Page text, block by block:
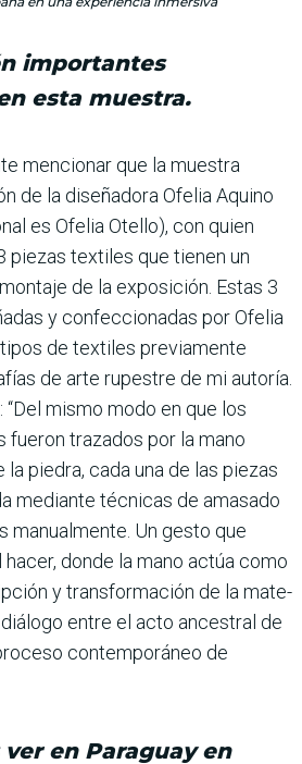
impor­tantes
esta muestra.
men­cionar que la muestra
de la dise­ñadora Ofelia Aquino
es Ofe­lia Otello), con quien
piezas texti­les que tienen un
de la expo­sición. Estas 3
y confeccio­nadas por Ofelia
de textiles previamente
de arte rupestre de mi autoría.
“Del mismo modo en que los
fueron trazados por la mano
piedra, cada una de las piezas
mediante técnicas de ama­sado
manualmente. Un gesto que
donde la mano actúa como
y transformación de la mate­
entre el acto ancestral de
con­temporáneo de
ver en Paraguay en